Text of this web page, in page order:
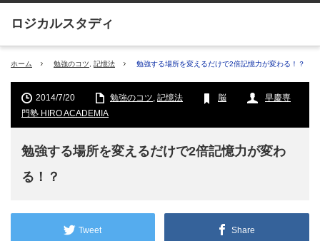
ホーム 勉強のコツ 記憶法 勉強する場所を変えるだけで2倍記憶力が変わる！？
2014/7/20 勉強のコツ, 記憶法 脳
早慶専
門塾 HIRO ACADEMIA
勉強する場所を変えるだけで2倍記憶力が変わ
る！？
Tweet Share